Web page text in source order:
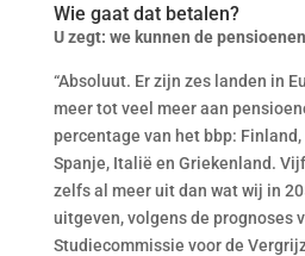
Wie gaat dat betalen?
U zegt: we kunnen de
“Absoluut. Er zijn zes landen in
meer tot veel meer aan
percentage van het bbp:
Spanje, Italië en Griekenland.
zelfs al meer uit dan wat wij in
uitgeven, volgens de prognoses
Studiecommissie voor de